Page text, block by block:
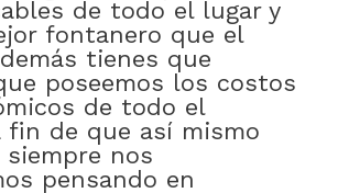
de todo el lugar y
fontanero que el
tienes que
poseemos los costos
de todo el
fin de que así mismo
siempre nos
pensando en